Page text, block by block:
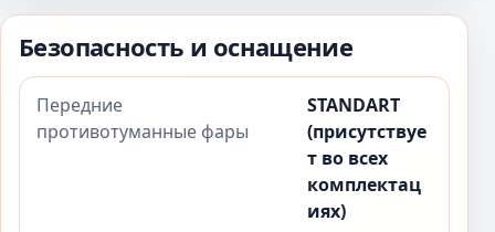
Безопасность и оснащение
Передние
противотуманные фары
STANDART
(присутствуе
т во всех
комплектац
иях)